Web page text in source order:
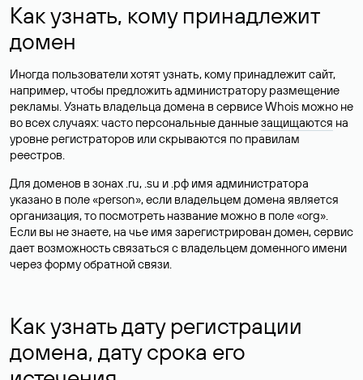
Как узнать, кому принадлежит
домен
Иногда пользователи хотят узнать, кому принадлежит сайт,
например, чтобы предложить администратору размещение
рекламы. Узнать владельца домена в сервисе Whois можно не
во всех случаях: часто персональные данныезащищаются на
уровне регистраторов или скрываются по правилам
реестров.
Для доменов в зонах .ru, .su и .рф имя администратора
указано в поле «person», если владельцем домена является
организация, то посмотреть название можно в поле «org».
Если вы не знаете, на чье имя зарегистрирован домен, сервис
дает возможность связаться с владельцем доменного имени
через форму обратной связи.
Как узнать дату регистрации
домена, дату срока его